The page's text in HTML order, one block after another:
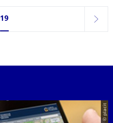
Seite 19, aktuell ausgewählt
19
weiter
© placit